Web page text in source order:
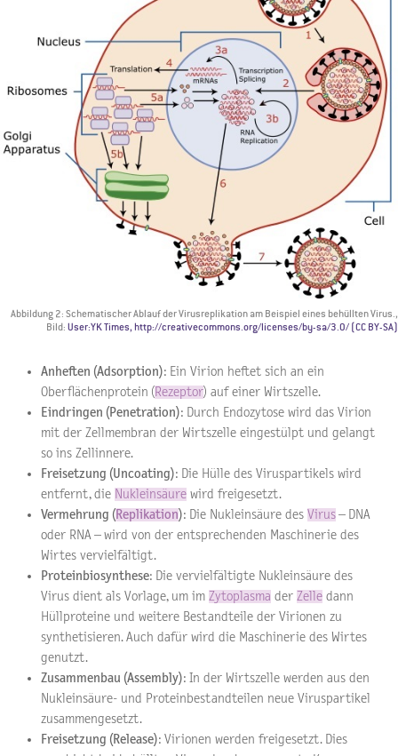
Abbildung 2: Schematischer Ablauf der Virusreplikation am Beispiel eines behüllten Virus.,
Bild: User:YK Times, http://creativecommons.org/licenses/by-sa/3.0/ (CC BY-SA)
Anheften (Adsorption): Ein Virion heftet sich an ein
Oberflächenprotein ( Rezeptor) auf einer Wirtszelle.
Eindringen (Penetration): Durch Endozytose wird das Virion
mit der Zellmembran der Wirtszelle eingestülpt und gelangt
so ins Zellinnere.
Freisetzung (Uncoating): Die Hülle des Viruspartikels wird
entfernt, die Nukleinsäure wird freigesetzt.
Vermehrung (Replikation): Die Nukleinsäure des Virus – DNA
oder RNA – wird von der entsprechenden Maschinerie des
Wirtes vervielfältigt.
Proteinbiosynthese: Die vervielfältigte Nukleinsäure des
Virus dient als Vorlage, um im Zytoplasma der Zelle dann
Hüllproteine und weitere Bestandteile der Virionen zu
synthetisieren. Auch dafür wird die Maschinerie des Wirtes
genutzt.
Zusammenbau (Assembly): In der Wirtszelle werden aus den
Nukleinsäure- und Proteinbestandteilen neue Viruspartikel
zusammengesetzt.
Freisetzung (Release): Virionen werden freigesetzt. Dies